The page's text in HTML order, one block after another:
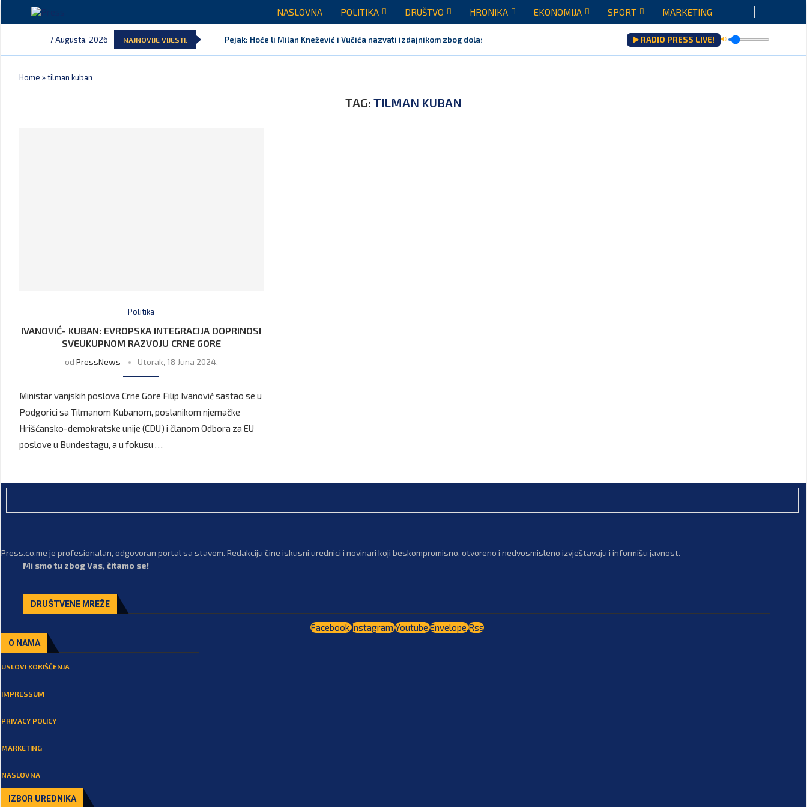
NASLOVNA POLITIKA DRUŠTVO HRONIKA EKONOMIJA SPORT MARKETING
7 Augusta, 2026 NAJNOVIJE VIJESTI: Pejak: Hoće li Milan Knežević i Vučića nazvati izdajnikom zbog dolaska... ▶️ RADIO PRESS LIVE! 🔊
Home »tilman kuban
TAG: TILMAN KUBAN
Politika
IVANOVIĆ- KUBAN: EVROPSKA INTEGRACIJA DOPRINOSI
SVEUKUPNOM RAZVOJU CRNE GORE
od PressNews Utorak, 18 Juna 2024,
Ministar vanjskih poslova Crne Gore Filip Ivanović sastao se u
Podgorici sa Tilmanom Kubanom, poslanikom njemačke
Hrišćansko-demokratske unije (CDU) i članom Odbora za EU
poslove u Bundestagu, a u fokusu …
Press.co.me je profesionalan, odgovoran portal sa stavom. Redakciju čine iskusni urednici i novinari koji beskompromisno, otvoreno i nedvosmisleno izvještavaju i informišu javnost.
Mi smo tu zbog Vas, čitamo se!
DRUŠTVENE MREŽE
FacebookInstagramYoutubeEnvelopeRss
O NAMA
USLOVI KORIŠĆENJA
IMPRESSUM
PRIVACY POLICY
MARKETING
NASLOVNA
IZBOR UREDNIKA